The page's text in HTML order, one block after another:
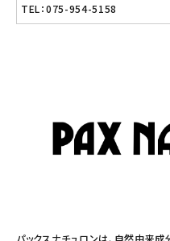
TEL：075-954-5158
パックスナチュロンは、自然由来